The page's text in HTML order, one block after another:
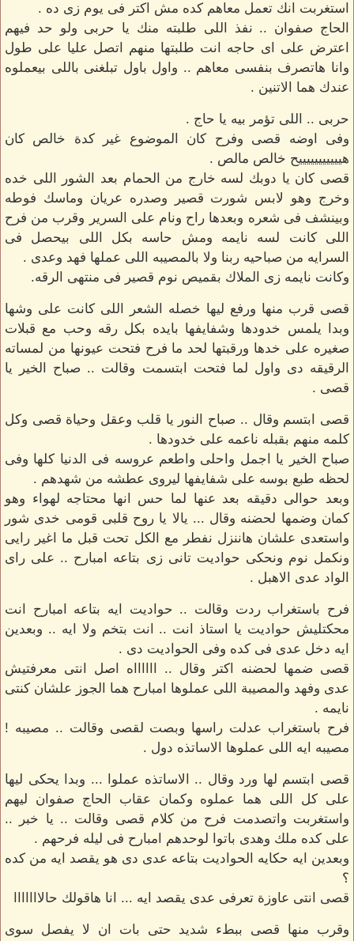
استغربت انك تعمل معاهم كده مش اكتر فى يوم زى ده .
الحاج صفوان .. نفذ اللى طلبته منك يا حربى ولو حد فيهم
اعترض على اى حاجه انت طلبتها منهم اتصل عليا على طول
وانا هاتصرف بنفسى معاهم .. واول باول تبلغنى باللى بيعملوه
عندك هما الاتنين .
حربى .. اللى تؤمر بيه يا حاج .
وفى اوضه قصى وفرح كان الموضوع غير كدة خالص كان
هيييييييييييح خالص مالص .
قصى كان يا دوبك لسه خارج من الحمام بعد الشور اللى خده
وخرج وهو لابس شورت قصير وصدره عريان وماسك فوطه
وبينشف فى شعره وبعدها راح ونام على السرير وقرب من فرح
اللى كانت لسه نايمه ومش حاسه بكل اللى بيحصل فى
السرايه من صباحيه ربنا ولا بالمصيبه اللى عملها فهد وعدى .
وكانت نايمه زى الملاك بقميص نوم قصير فى منتهى الرقه.
قصى قرب منها ورفع ليها خصله الشعر اللى كانت على وشها
وبدا يلمس خدودها وشفايفها بايده بكل رقه وحب مع قبلات
صغيره على خدها ورقبتها لحد ما فرح فتحت عيونها من لمساته
الرقيقه دى واول لما فتحت ابتسمت وقالت .. صباح الخير يا
قصى .
قصى ابتسم وقال .. صباح النور يا قلب وعقل وحياة قصى وكل
كلمه منهم بقبله ناعمه على خدودها .
صباح الخير يا اجمل واحلى واطعم عروسه فى الدنيا كلها وفى
لحظه طبع بوسه على شفايفها ليروى عطشه من شهدهم .
وبعد حوالى دقيقه بعد عنها لما حس انها محتاجه لهواء وهو
كمان وضمها لحضنه وقال ... يالا يا روح قلبى قومى خدى شور
واستعدى علشان هاننزل نفطر مع الكل تحت قبل ما اغير رايى
ونكمل نوم ونحكى حواديت تانى زى بتاعه امبارح .. على راى
الواد عدى الاهبل .
فرح باستغراب ردت وقالت .. حواديت ايه بتاعه امبارح انت
محكتليش حواديت يا استاذ انت .. انت بتخم ولا ايه .. وبعدين
ايه دخل عدى فى كده وفى الحواديت دى .
قصى ضمها لحضنه اكتر وقال .. ااااااه اصل انتى معرفتيش
عدى وفهد والمصيبة اللى عملوها امبارح هما الجوز علشان كنتى
نايمه .
فرح باستغراب عدلت راسها وبصت لقصى وقالت .. مصيبه !
مصيبه ايه اللى عملوها الاساتذه دول .
قصى ابتسم لها ورد وقال .. الاساتذه عملوا ... وبدا يحكى ليها
على كل اللى هما عملوه وكمان عقاب الحاج صفوان ليهم
واستغربت واتصدمت فرح من كلام قصى وقالت .. يا خبر ..
على كده ملك وهدى باتوا لوحدهم امبارح فى ليله فرحهم .
وبعدين ايه حكايه الحواديت بتاعه عدى دى هو يقصد ايه من كده
؟
قصى انتى عاوزة تعرفى عدى يقصد ايه ... انا هاقولك حالااااااا
وقرب منها قصى ببطء شديد حتى بات ان لا يفصل سوى